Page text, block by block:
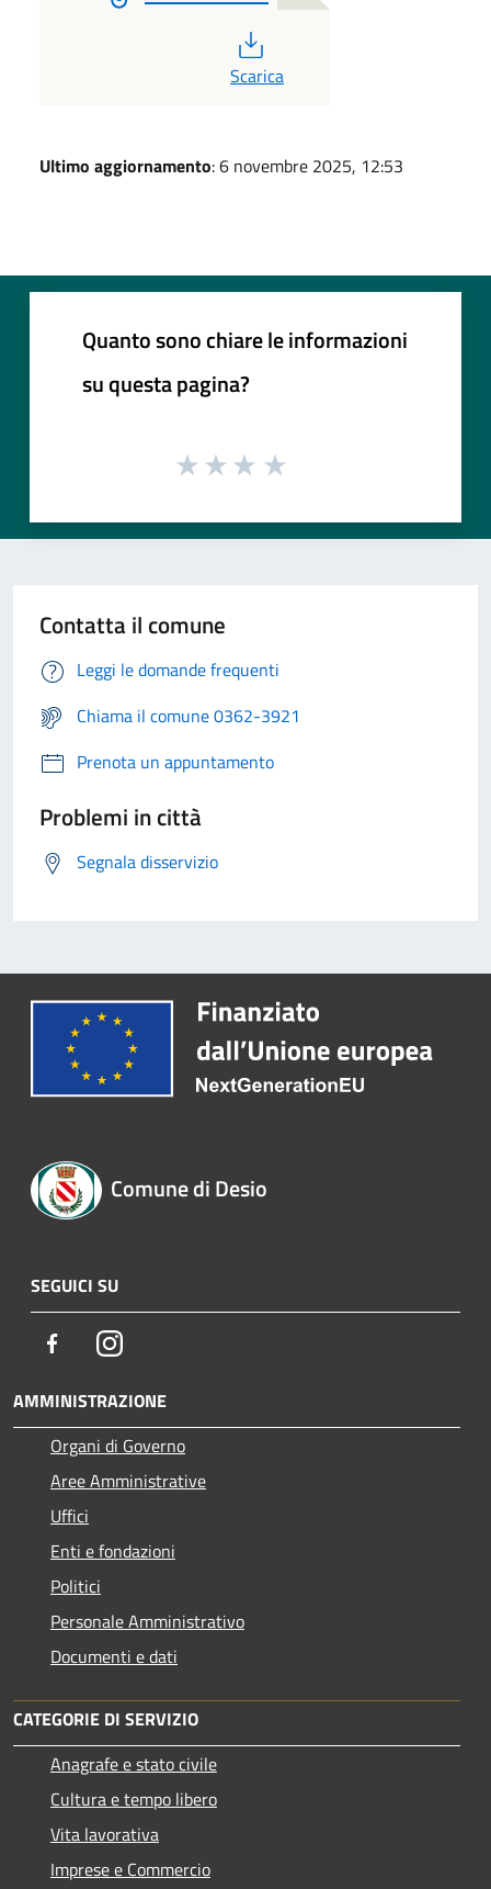
PDF
Scarica
Ultimo aggiornamento: 6 novembre 2025, 12:53
Quanto sono chiare le informazioni
su questa pagina?
Contatta il comune
Leggi le domande frequenti
Chiama il comune 0362-3921
Prenota un appuntamento
Problemi in città
Segnala disservizio
Comune di Desio
SEGUICI SU
FacebookInstagram
AMMINISTRAZIONE
Organi di Governo
Aree Amministrative
Uffici
Enti e fondazioni
Politici
Personale Amministrativo
Documenti e dati
CATEGORIE DI SERVIZIO
Anagrafe e stato civile
Cultura e tempo libero
Vita lavorativa
Imprese e Commercio